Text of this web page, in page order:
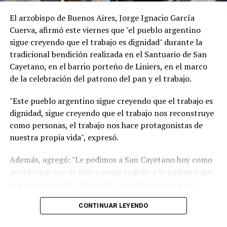
El arzobispo de Buenos Aires, Jorge Ignacio García
Cuerva, afirmó este viernes que "el pueblo argentino
sigue creyendo que el trabajo es dignidad" durante la
tradicional bendición realizada en el Santuario de San
Cayetano, en el barrio porteño de Liniers, en el marco
de la celebración del patrono del pan y el trabajo.
"Este pueblo argentino sigue creyendo que el trabajo es
dignidad, sigue creyendo que el trabajo nos reconstruye
como personas, el trabajo nos hace protagonistas de
nuestra propia vida", expresó.
Además, agregó: "Le pedimos a San Cayetano hoy como
pueblo que nos dé más y mejor trabajo y le pedimos que
"Un signo de esperanza es verlos a todos ustedes
trabajadores que de manera dedicada comprometida
CONTINUAR LEYENDO